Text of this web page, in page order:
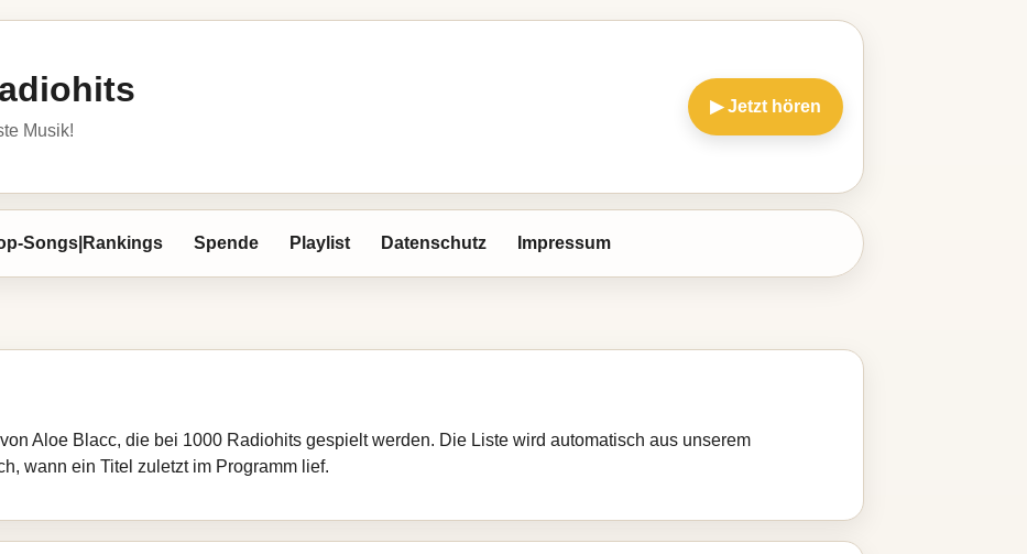
Musik!
▶ Jetzt hören
Songs|Rankings Spende Playlist Datenschutz Impressum
Aloe Blacc, die bei 1000 Radiohits gespielt werden. Die Liste wird automatisch aus unserem
wann ein Titel zuletzt im Programm lief.